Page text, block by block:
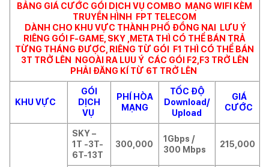
BẢNG GIÁ CƯỚC GÓI DỊCH VỤ COMBO MẠNG WIFI KÈM
TRUYỀN HÌNH FPT TELECOM
DÀNH CHO KHU VỰC THÀNH PHỐ ĐỒNG NAI LƯU Ý
RIÊNG GÓI F-GAME, SKY ,META THÌ CÓ THỂ BÁN TRẢ
TỪNG THÁNG ĐƯỢC, RIÊNG TỪ GÓI F1 THÌ CÓ THỂ BÁN
3T TRỞ LÊN NGOÀI RA LUU Ý CÁC GÓI F2,F3 TRỞ LÊN
PHẢI ĐĂNG KÍ TỪ 6T TRỞ LÊN
KHU VỰC
GÓI
DỊCH
VỤ
PHÍ HÒA
MẠNG
TỐC ĐỘ
Download/
Upload
GIÁ
CƯỚC
SKY –
1T -3T-
6T-13T
300,000
1Gbps /
300 Mbps
215,000